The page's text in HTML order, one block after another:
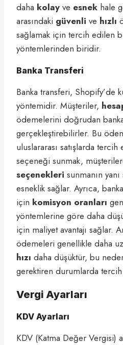
daha kolay ve esnek hale
arasındaki güvenli ve hızlı
sağlamak için tercih edilen
yöntemlerinden biridir.
Banka Transferi
Banka transferi, Shopify’de
yöntemidir. Müşteriler,
ödemelerini doğrudan banka
gerçekleştirebilirler. Bu
uluslararası satışlarda
seçeneği sunmak,
seçenekleri sunmanın
esneklik sağlar. Ayrıca,
için komisyon oranları
yöntemlerine göre daha
için maliyet avantajı sağlar.
ödemeleri genellikle daha
hızı daha düşüktür, bu
gerektiren durumlarda
Vergi Ayarları
KDV Ayarları
KDV (Katma Değer Vergisi)